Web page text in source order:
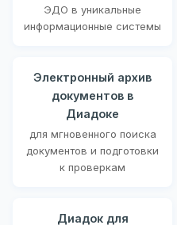
ЭДО в уникальные
информационные системы
Электронный архив
документов в
Диадоке
для мгновенного поиска
документов и подготовки
к проверкам
Диадок для